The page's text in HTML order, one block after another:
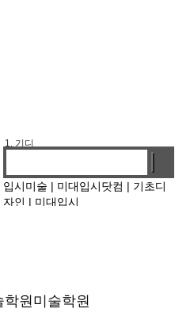
1. 기디
3. 강남
4. 선릉
입시미술 | 미대입시닷컴 | 기초디
자인 | 미대입시
학원미술학원